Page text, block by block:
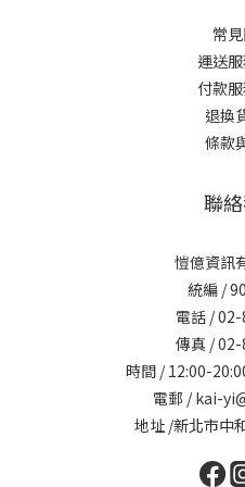
常
運送
付款
退換
條款
聯
愷億資訊
統編 /
電話 /
傳真 /
時間 / 12:00-
電郵 / kai-
地址 /新北市中